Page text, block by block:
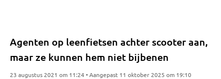
Agenten op leenfietsen achter scooter aan,
maar ze kunnen hem niet bijbenen
23 augustus 2021 om 11:24 • Aangepast 11 oktober 2025 om 19:10